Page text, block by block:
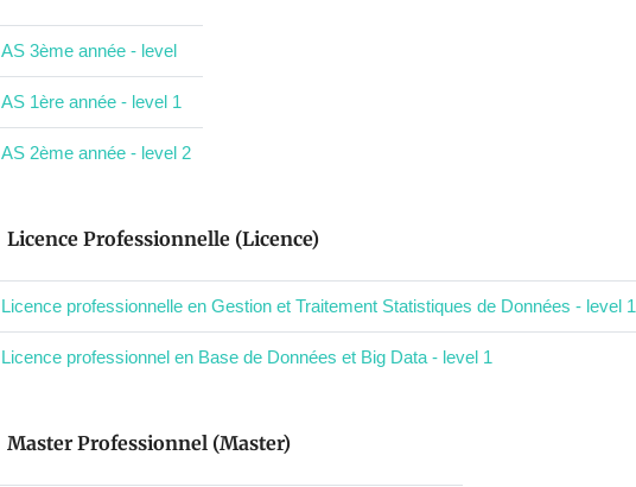
AS 3ème année - level
AS 1ère année - level 1
AS 2ème année - level 2
Licence Professionnelle (Licence)
Licence professionnelle en Gestion et Traitement Statistiques de Données - level 1
Licence professionnel en Base de Données et Big Data - level 1
Master Professionnel (Master)